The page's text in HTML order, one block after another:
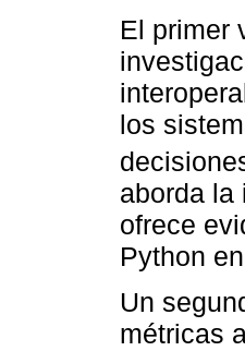
El primer
los
aborda la
ofrece
Python
Un
métricas